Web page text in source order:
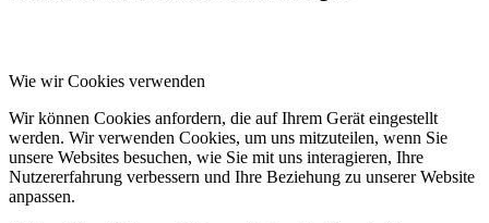
Wie wir Cookies verwenden
Wir können Cookies anfordern, die auf Ihrem Gerät eingestellt
werden. Wir verwenden Cookies, um uns mitzuteilen, wenn Sie
unsere Websites besuchen, wie Sie mit uns interagieren, Ihre
Nutzererfahrung verbessern und Ihre Beziehung zu unserer Website
anpassen.